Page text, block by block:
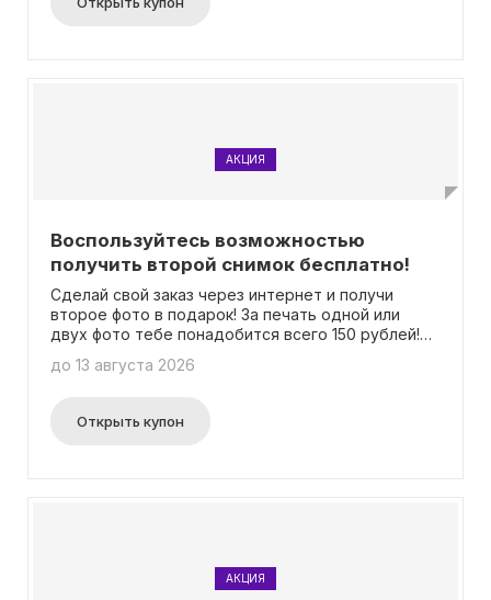
выгоду без лишних хлопот.
АКЦИЯ
Воспользуйтесь возможностью
получить второй снимок бесплатно!
Сделай свой заказ через интернет и получи
второе фото в подарок! За печать одной или
двух фото тебе понадобится всего 150 рублей!
акции.
до 13 августа 2026
Открыть купон
АКЦИЯ